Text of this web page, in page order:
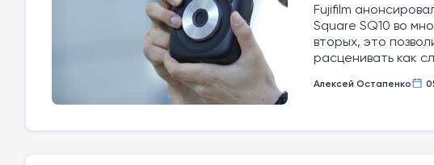
Fujifilm
Square SQ10 во
вторых, это
расценивать как
Алексей Остапенко